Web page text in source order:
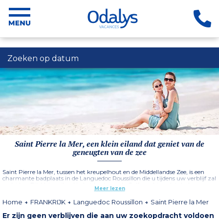
Zoeken op datum
Saint Pierre la Mer, een klein eiland dat geniet van de
geneugten van de zee
Saint Pierre la Mer, tussen het kreupelhout en de Middellandse Zee, is een
charmante badplaats in de Languedoc Roussillon die u tijdens uw verblijf zal
uitmaakt van de gemeente Fleury d'Aude, belooft sereniteit en alle
tweeën is gedeeld, met aan de ene kant de zee die zich uitstrekt tot de vijver
Narbonne-Plage. In een vakantiewoning in Saint Pierre la mer (Les Voiles
Meer lezen
Home FRANKRIJK Languedoc Roussillon Saint Pierre la Mer
Er zijn geen verblijven die aan uw zoekopdracht voldoen